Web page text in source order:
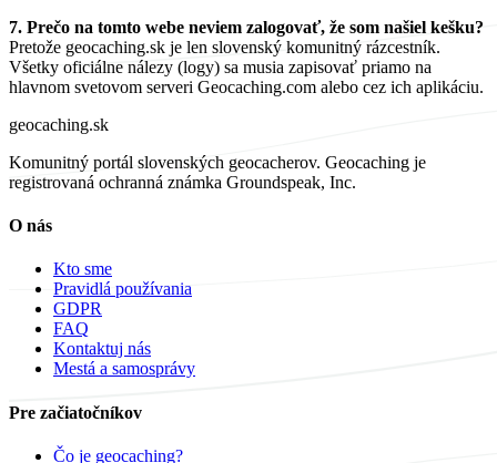
7. Prečo na tomto webe neviem zalogovať, že som našiel kešku?
Pretože geocaching.sk je len slovenský komunitný rázcestník.
Všetky oficiálne nálezy (logy) sa musia zapisovať priamo na
hlavnom svetovom serveri Geocaching.com alebo cez ich aplikáciu.
geocaching.sk
Komunitný portál slovenských geocacherov. Geocaching je
registrovaná ochranná známka Groundspeak, Inc.
O nás
Kto sme
Pravidlá používania
GDPR
FAQ
Kontaktuj nás
Mestá a samosprávy
Pre začiatočníkov
Čo je geocaching?